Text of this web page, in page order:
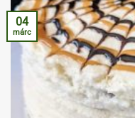
04
márc